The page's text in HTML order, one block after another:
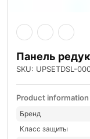
Панель
SKU: UPSETDSL-
Product information
Бренд
Класс защиты